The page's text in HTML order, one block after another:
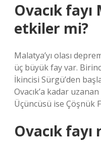
Ovacık fayı
etkiler mi?
Malatya’yı olası
üç büyük fay var.
İkincisi Sürgü’den
Ovacık’a kadar
Üçüncüsü ise Çöşnük
Ovacık